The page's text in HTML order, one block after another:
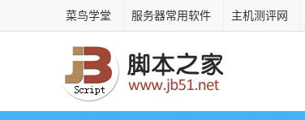
菜鸟学堂 服务器常用软件 主机测评网